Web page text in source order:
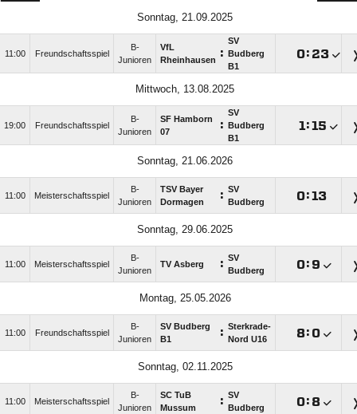
Sonntag, 21.09.2025
11:00 Freundschaftsspiel
B-
Junioren
VfL
Rheinhausen :
SV
Budberg
B1
: 
Mittwoch, 13.08.2025
19:00 Freundschaftsspiel
B-
Junioren
SF Hamborn
07
:
SV
Budberg
B1
:
Sonntag, 21.06.2026
11:00 Meisterschaftsspiel
B-
Junioren
TSV Bayer
Dormagen
: SV
Budberg
:
Sonntag, 29.06.2025
11:00 Meisterschaftsspiel
B-
Junioren
TV Asberg : SV
Budberg
: 
Montag, 25.05.2026
11:00 Freundschaftsspiel
B-
Junioren
SV Budberg
B1
: Sterkrade-
Nord U16
: 
Sonntag, 02.11.2025
11:00 Meisterschaftsspiel
B-
Junioren
SC TuB
Mussum
: SV
Budberg
: 